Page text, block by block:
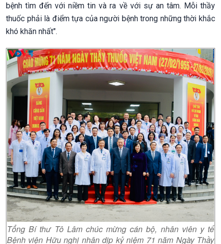
bệnh tìm đến với niềm tin và ra về với sự an tâm. Mỗi thầy
thuốc phải là điểm tựa của người bệnh trong những thời khắc
khó khăn nhất".
Tổng Bí thư Tô Lâm chúc mừng cán bộ, nhân viên y tế
Bệnh viện Hữu nghị nhân dịp kỷ niệm 71 năm Ngày Thầy